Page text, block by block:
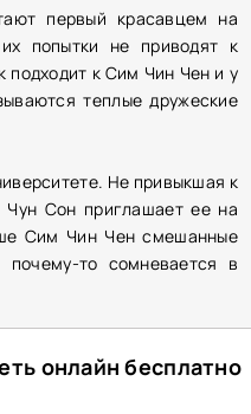
первый красавцем на
попытки не приводят к
подходит к Сим Чин Чен и у
теплые дружеские
Не привыкшая к
Чун Сон приглашает ее на
Сим Чин Чен смешанные
то сомневается в
онлайн бесплатно